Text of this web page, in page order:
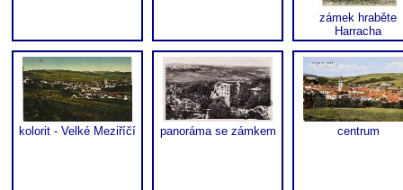
zámek hraběte
Harracha
kolorit - Velké Meziříčí panoráma se zámkem centrum